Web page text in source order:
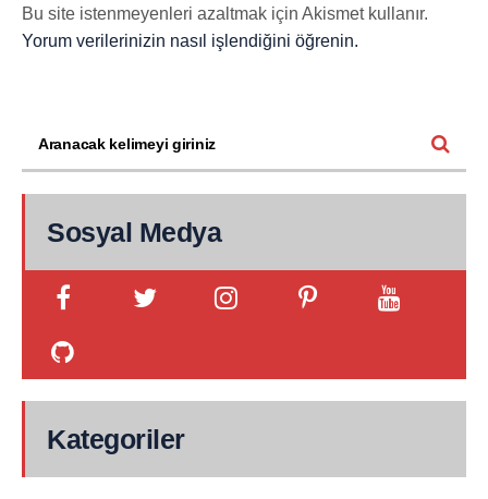
Bu site istenmeyenleri azaltmak için Akismet kullanır.
Yorum verilerinizin nasıl işlendiğini öğrenin.
Sosyal Medya
Kategoriler